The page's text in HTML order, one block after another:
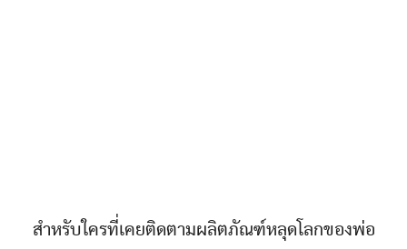
สำหรับใครที่เคยติดตามผลิตภัณฑ์หลุดโลกของพ่อ